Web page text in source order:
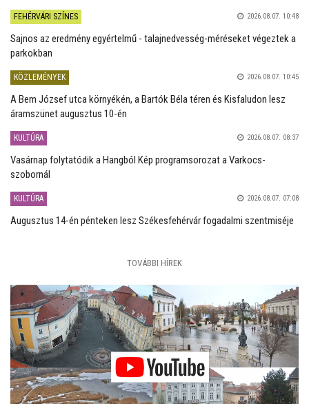
FEHÉRVÁRI SZÍNES 2026.08.07. 10:48
Sajnos az eredmény egyértelmű - talajnedvesség-méréseket végeztek a
parkokban
KÖZLEMÉNYEK 2026.08.07. 10:45
A Bem József utca környékén, a Bartók Béla téren és Kisfaludon lesz
áramszünet augusztus 10-én
KULTÚRA 2026.08.07. 08:37
Vasárnap folytatódik a Hangból Kép programsorozat a Varkocs-
szobornál
KULTÚRA 2026.08.07. 07:08
Augusztus 14-én pénteken lesz Székesfehérvár fogadalmi szentmiséje
TOVÁBBI HÍREK